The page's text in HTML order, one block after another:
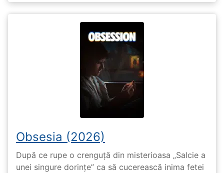
Obsesia (2026)
După ce rupe o crenguță din misterioasa „Salcie a
unei singure dorințe” ca să cucerească inima fetei